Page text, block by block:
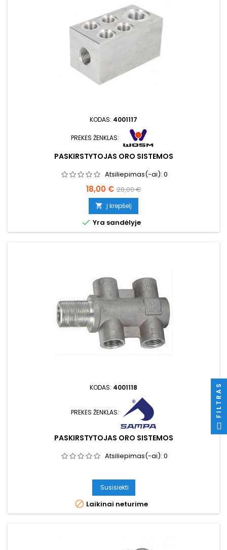
KODAS: 4001117
PREKĖS ŽENKLAS:
PASKIRSTYTOJAS ORO SISTEMOS
Atsiliepimas(-ai): 0
Kaina
18,00 € Bazinė
kaina
20,00 €
 Į krepšelį
 Yra sandėlyje
KODAS: 4001118
PREKĖS ŽENKLAS:
PASKIRSTYTOJAS ORO SISTEMOS
Atsiliepimas(-ai): 0
Susisiekti
 Laikinai neturime
FILTRAS